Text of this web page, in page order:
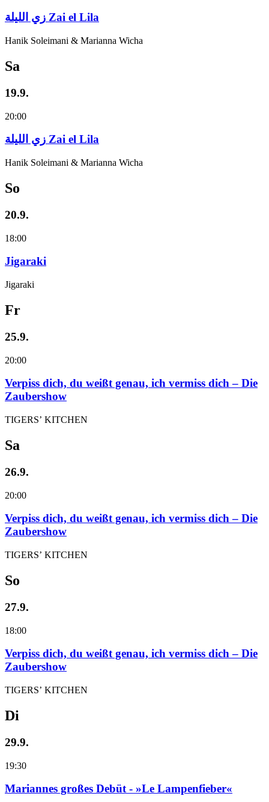
زي‌ اللیلة Zai el Lila
Hanik Soleimani & Marianna Wicha
Sa
19.9.
20:00
زي‌ اللیلة Zai el Lila
Hanik Soleimani & Marianna Wicha
So
20.9.
18:00
Jigaraki
Jigaraki
Fr
25.9.
20:00
Verpiss dich, du weißt genau, ich vermiss dich – Die
Zaubershow
TIGERS’ KITCHEN
Sa
26.9.
20:00
Verpiss dich, du weißt genau, ich vermiss dich – Die
Zaubershow
TIGERS’ KITCHEN
So
27.9.
18:00
Verpiss dich, du weißt genau, ich vermiss dich – Die
Zaubershow
TIGERS’ KITCHEN
Di
29.9.
19:30
Mariannes großes Debüt - »Le Lampenfieber«